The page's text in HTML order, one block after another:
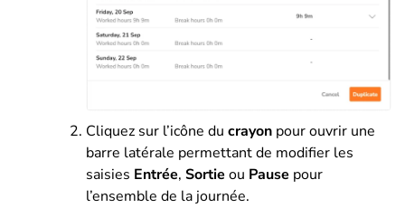
Cliquez sur l’icône du crayon pour ouvrir une
barre latérale permettant de modifier les
saisies Entrée, Sortie ou Pause pour
l’ensemble de la journée.